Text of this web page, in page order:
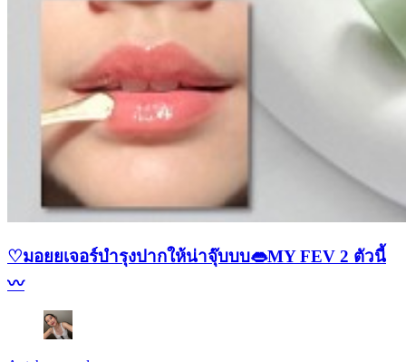
♡มอยยเจอร์บำรุงปากให้น่าจุ๊บบบ👄MY FEV 2 ตัวนี้
〰️